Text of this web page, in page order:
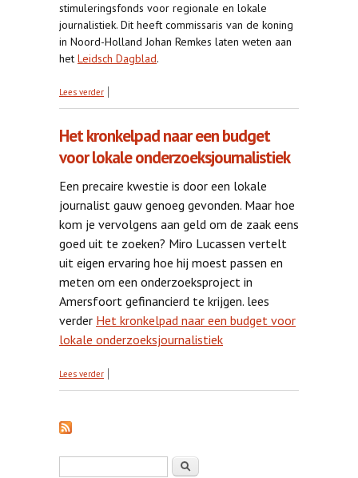
stimuleringsfonds voor regionale en lokale
journalistiek. Dit heeft commissaris van de koning
in Noord-Holland Johan Remkes laten weten aan
het Leidsch Dagblad.
Lees verder over Fonds voor regionale media nog ver weg
Het kronkelpad naar een budget
voor lokale onderzoeksjournalistiek
Een precaire kwestie is door een lokale
journalist gauw genoeg gevonden. Maar hoe
kom je vervolgens aan geld om de zaak eens
goed uit te zoeken? Miro Lucassen vertelt
uit eigen ervaring hoe hij moest passen en
meten om een onderzoeksproject in
Amersfoort gefinancierd te krijgen. lees
verder Het kronkelpad naar een budget voor
lokale onderzoeksjournalistiek
Lees verder over Het kronkelpad naar een budget voor lokale
Zoeken